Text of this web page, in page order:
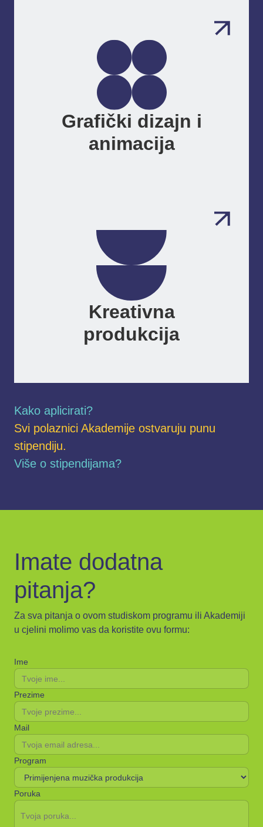
Grafički dizajn i
animacija
Kreativna
produkcija
Kako aplicirati?
Svi polaznici Akademije ostvaruju punu
stipendiju.
Više o stipendijama?
Imate dodatna
pitanja?
Za sva pitanja o ovom studiskom programu ili Akademiji
u cjelini molimo vas da koristite ovu formu:
Ime
Prezime
Mail
Program
Poruka